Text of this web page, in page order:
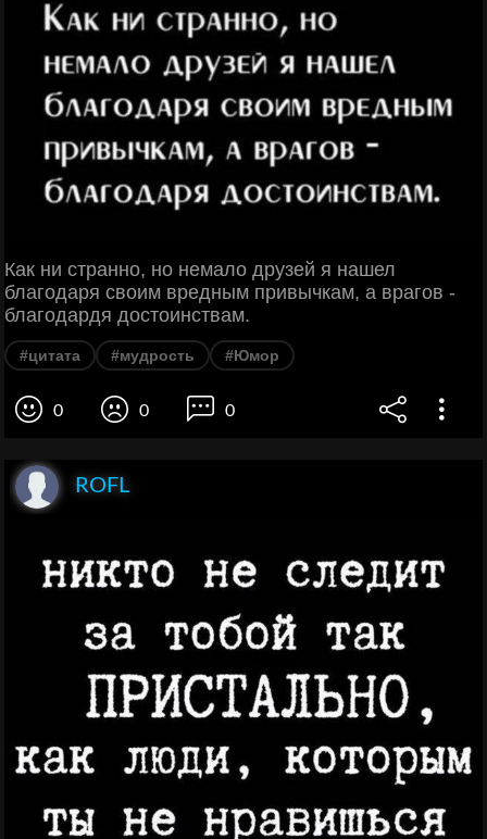
Как ни странно, но немало друзей я нашел
благодаря своим вредным привычкам, а врагов -
благодардя достоинствам.
#цитата #мудрость #Юмор
0 0 0
ROFL